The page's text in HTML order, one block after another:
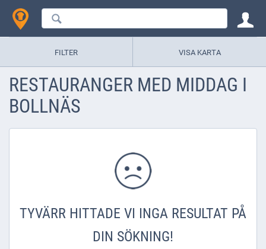
FILTER VISA KARTA
RESTAURANGER MED MIDDAG I
BOLLNÄS
TYVÄRR HITTADE VI INGA RESULTAT PÅ
DIN SÖKNING!